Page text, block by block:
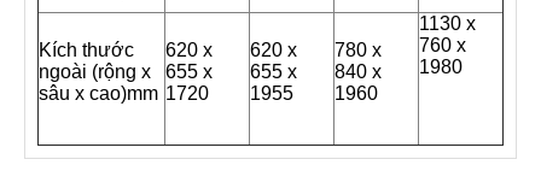
Kích thước
ngoài (rộng x
sâu x cao)mm
620 x
655 x
1720
620 x
655 x
1955
780 x
840 x
1960
1130 x
760 x
1980